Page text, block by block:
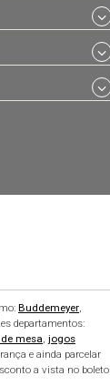
Buddemeyer,
departamentos:
mesa, jogos
e ainda parcelar
a vista no boleto